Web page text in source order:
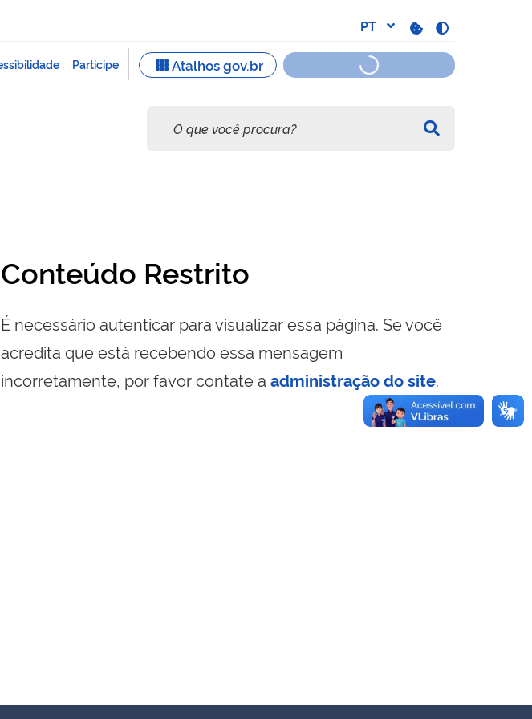
Conteúdo Restrito
É necessário autenticar para visualizar essa página. Se você
acredita que está recebendo essa mensagem
incorretamente, por favor contate a administração do site.